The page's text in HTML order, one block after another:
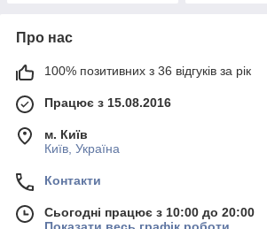
Про нас
100% позитивних з 36 відгуків за рік
Працює з 15.08.2016
м. Київ
Київ, Україна
Контакти
Сьогодні працює з 10:00 до 20:00